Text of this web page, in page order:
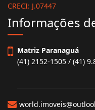
CRECI: J.07447
Informações
Matriz Paranaguá
(41) 2152-1505 / (41)